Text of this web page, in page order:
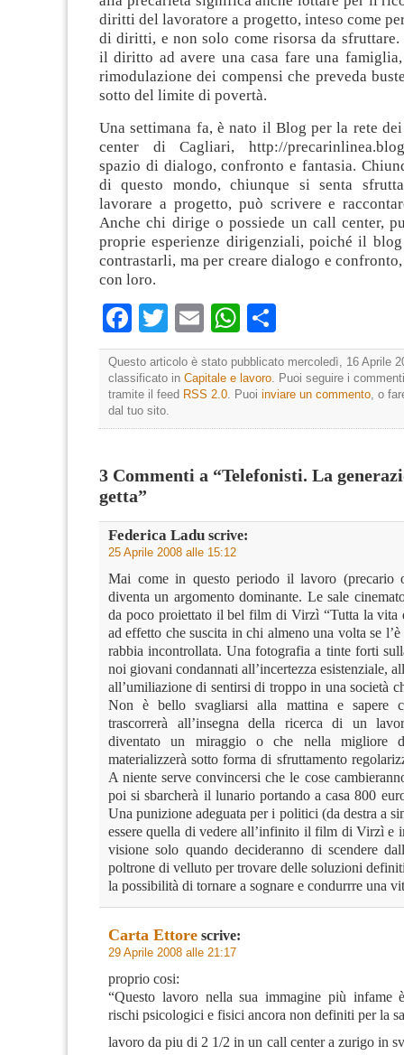
diritti del lavoratore a progetto, inteso come
di diritti, e non solo come risorsa da sfruttare.
il diritto ad avere una casa fare una
rimodulazione dei compensi che preveda
sotto del limite di povertà.
Una settimana fa, è nato il Blog per la rete
center di Cagliari, http://
spazio di dialogo, confronto e fantasia.
di questo mondo, chiunque si senta
lavorare a progetto, può scrivere e
Anche chi dirige o possiede un call center,
proprie esperienze dirigenziali, poiché il
contrastarli, ma per creare dialogo e
con loro.
Facebook
TwitterEmailWhatsApp
Questo articolo è stato pubblicato mercoledì, 16 Aprile
classificato in Capitale e lavoro. Puoi seguire i
tramite il feed RSS 2.0. Puoi inviare un commento, o
dal tuo sito.
3 Commenti a “Telefonisti. La
getta”
Federica Ladu scrive:
25 Aprile 2008 alle 15:12
Mai come in questo periodo il lavoro (precario
diventa un argomento dominante. Le sale
da poco proiettato il bel film di Virzì “Tutta la vita
ad effetto che suscita in chi almeno una volta se
rabbia incontrollata. Una fotografia a tinte forti
noi giovani condannati all’incertezza esistenziale,
all’umiliazione di sentirsi di troppo in una società
Non è bello svagliarsi alla mattina e sapere
trascorrerà all’insegna della ricerca di un
diventato un miraggio o che nella migliore
materializzerà sotto forma di sfruttamento
A niente serve convincersi che le cose
poi si sbarcherà il lunario portando a casa 800
Una punizione adeguata per i politici (da destra a
essere quella di vedere all’infinito il film di Virzì e
visione solo quando decideranno di scendere
poltrone di velluto per trovare delle soluzioni
la possibilità di tornare a sognare e condurrre una
Carta Ettore scrive:
29 Aprile 2008 alle 21:17
proprio cosi:
“Questo lavoro nella sua immagine più infame
rischi psicologici e fisici ancora non definiti per la
lavoro da piu di 2 1/2 in un call center a zurigo in